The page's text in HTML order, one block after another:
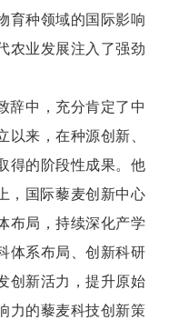
育种领域的国际影响
农业发展注入了强劲
辞中，充分肯定了中
以来，在种源创新、
得的阶段性成果。他
，国际藜麦创新中心
布局，持续深化产学
体系布局、创新科研
创新活力，提升原始
力的藜麦科技创新策